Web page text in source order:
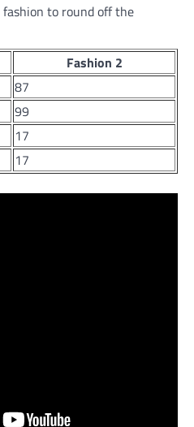
to round off the
Fashion 2
87
99
17
17